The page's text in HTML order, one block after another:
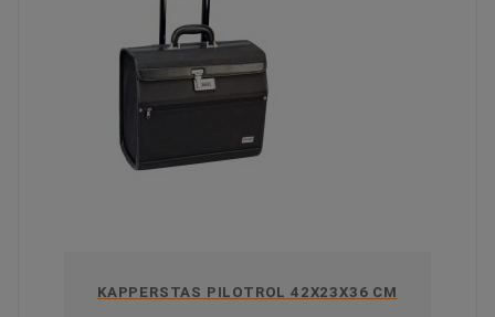
KAPPERSTAS PILOTROL 42X23X36 CM